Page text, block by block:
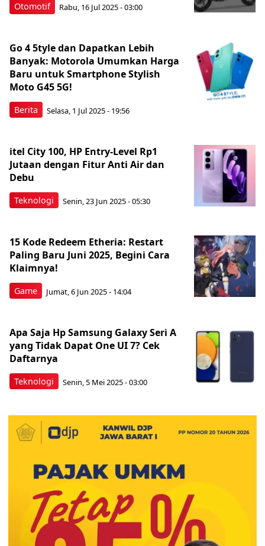
Otomotif Rabu, 16 Jul 2025 - 03:00
Berita
Go 4 5tyle dan Dapatkan Lebih
Banyak: Motorola Umumkan Harga
Baru untuk Smartphone Stylish
Moto G45 5G!
Selasa, 1 Jul 2025 - 19:56
Teknologi
itel City 100, HP Entry-Level Rp1
Jutaan dengan Fitur Anti Air dan
Debu
Senin, 23 Jun 2025 - 05:30
Game
15 Kode Redeem Etheria: Restart
Paling Baru Juni 2025, Begini Cara
Klaimnya!
Jumat, 6 Jun 2025 - 14:04
Teknologi
Apa Saja Hp Samsung Galaxy Seri A
yang Tidak Dapat One UI 7? Cek
Daftarnya
Senin, 5 Mei 2025 - 03:00